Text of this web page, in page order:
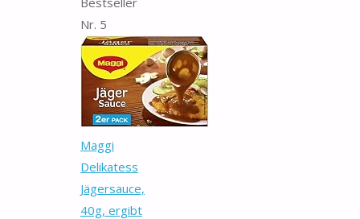
Nr. 5
Maggi
Delikatess
Jägersauce,
40g, ergibt